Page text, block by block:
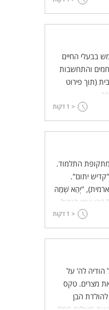
בבעלי החיים
והתחשבות
(תוך פירוט
< 1 דקות
התלמוד.
הפכה ל"קדיש יתום".
"יְהֵא שְׁמֵהּ
שמו הגדול
בתפילה משובצים
לאבלות.
< 1 דקות
הודיה לה' על
מצרים. טקס
במלאות 31 יום להולדת הבן